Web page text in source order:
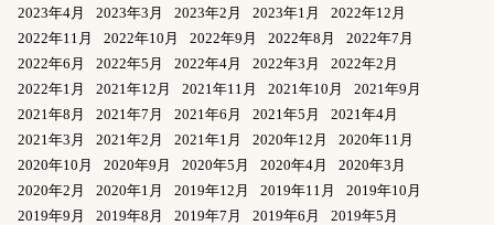
2023年4月
2023年3月 2023年2月 2023年1月
2022年12月
2022年11月
2022年10月 2022年9月 2022年8月
2022年7月
2022年6月
2022年5月 2022年4月 2022年3月
2022年2月
2022年1月
2021年12月 2021年11月 2021年10月
2021年9月
2021年8月
2021年7月 2021年6月 2021年5月
2021年4月
2021年3月
2021年2月 2021年1月 2020年12月
2020年11月
2020年10月
2020年9月 2020年5月 2020年4月
2020年3月
2020年2月
2020年1月 2019年12月 2019年11月
2019年10月
2019年9月
2019年8月 2019年7月 2019年6月
2019年5月